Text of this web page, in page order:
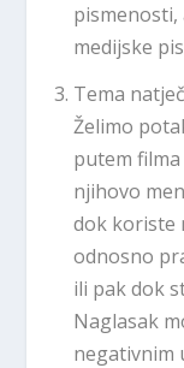
medijske
Tema
Želimo
putem
njihovo
dok koriste
odnosno
ili pak dok
Naglasak
negativnim